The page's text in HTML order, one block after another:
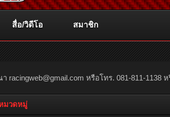
า racingweb@gmail.com หรือโทร. 081-811-1138
มวดหมู่
สื่อ/วิดีโอ สมาชิก